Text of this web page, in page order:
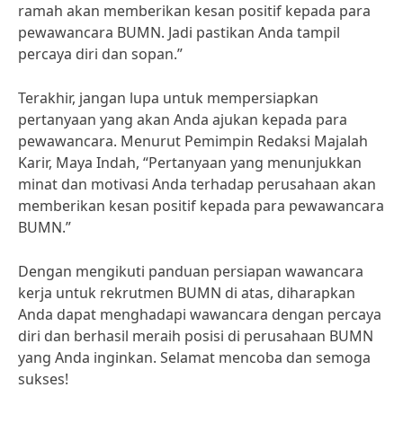
ramah akan memberikan kesan positif kepada para
pewawancara BUMN. Jadi pastikan Anda tampil
percaya diri dan sopan.”
Terakhir, jangan lupa untuk mempersiapkan
pertanyaan yang akan Anda ajukan kepada para
pewawancara. Menurut Pemimpin Redaksi Majalah
Karir, Maya Indah, “Pertanyaan yang menunjukkan
minat dan motivasi Anda terhadap perusahaan akan
memberikan kesan positif kepada para pewawancara
BUMN.”
Dengan mengikuti panduan persiapan wawancara
kerja untuk rekrutmen BUMN di atas, diharapkan
Anda dapat menghadapi wawancara dengan percaya
diri dan berhasil meraih posisi di perusahaan BUMN
yang Anda inginkan. Selamat mencoba dan semoga
sukses!